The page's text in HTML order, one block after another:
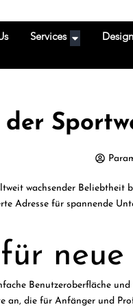
Services
der
wachsender
Adresse für spannende
Benutzeroberfläche
an, die für Anfänger und